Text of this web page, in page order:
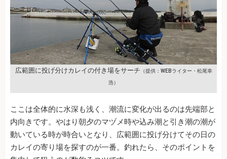
広範囲に投げ分けカレイの付き場をサーチ （提供：WEBライター・松尾幸
浩）
ここは全体的に水深も浅く、潮流に変化が出るのは先端部と
内向きです。やはり朝夕のマヅメ時や込み潮と引き潮の潮が
動いている時が時合いとなり、広範囲に投げ分けてその日の
カレイの寄り場を探すのが一番。釣れたら、そのポイントを